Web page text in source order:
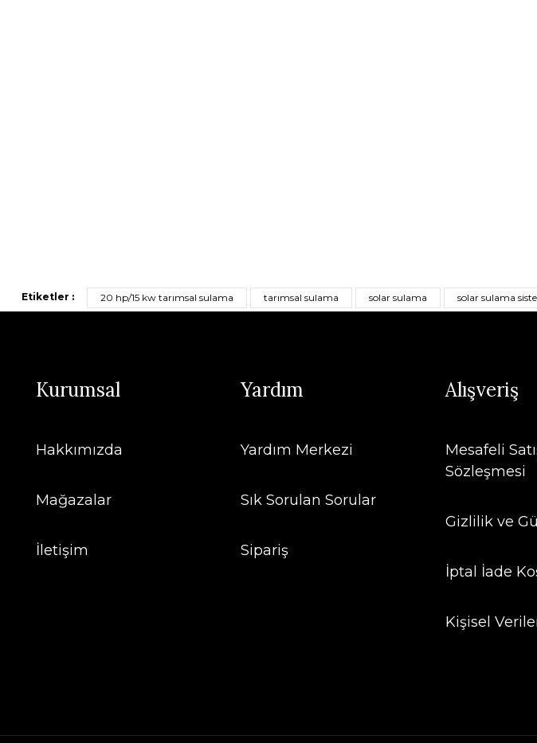
Etiketler : 20 hp/15 kw tarımsal sulama tarımsal sulama solar sulama solar sulama
Kurumsal
Hakkımızda
Mağazalar
İletişim
Yardım
Yardım Merkezi
Sık Sorulan Sorular
Sipariş
Alışveriş
Mesafeli
Sözleşmesi
Gizlilik ve
İptal İade
Kişisel